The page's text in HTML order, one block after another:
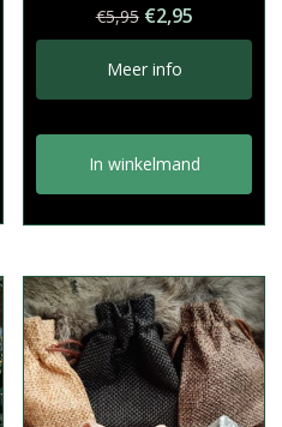
€5,95
prijs
was:
€5,95.
€2,95Huidige
prijs
€2,95.
Meer info
In winkelmand